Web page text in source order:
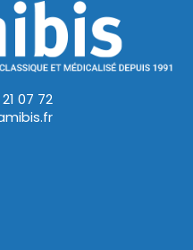
07 72